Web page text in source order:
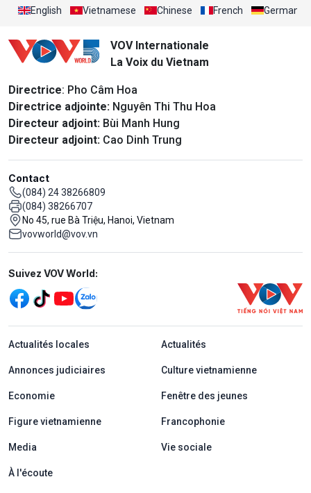
English Vietnamese Chinese French German
VOV Internationale
La Voix du Vietnam
Directrice: Pho Câm Hoa
Directrice adjointe: Nguyên Thi Thu Hoa
Directeur adjoint: Bùi Manh Hung
Directeur adjoint: Cao Dinh Trung
Contact
(084) 24 38266809
(084) 38266707
No 45, rue Bà Triệu, Hanoi, Vietnam
vovworld@vov.vn
Mạng xã hội
Suivez VOV World:
menu footer tiếng Pháp
Actualités locales Actualités
Annonces judiciaires Culture vietnamienne
Economie Fenêtre des jeunes
Figure vietnamienne Francophonie
Media Vie sociale
À l'écoute